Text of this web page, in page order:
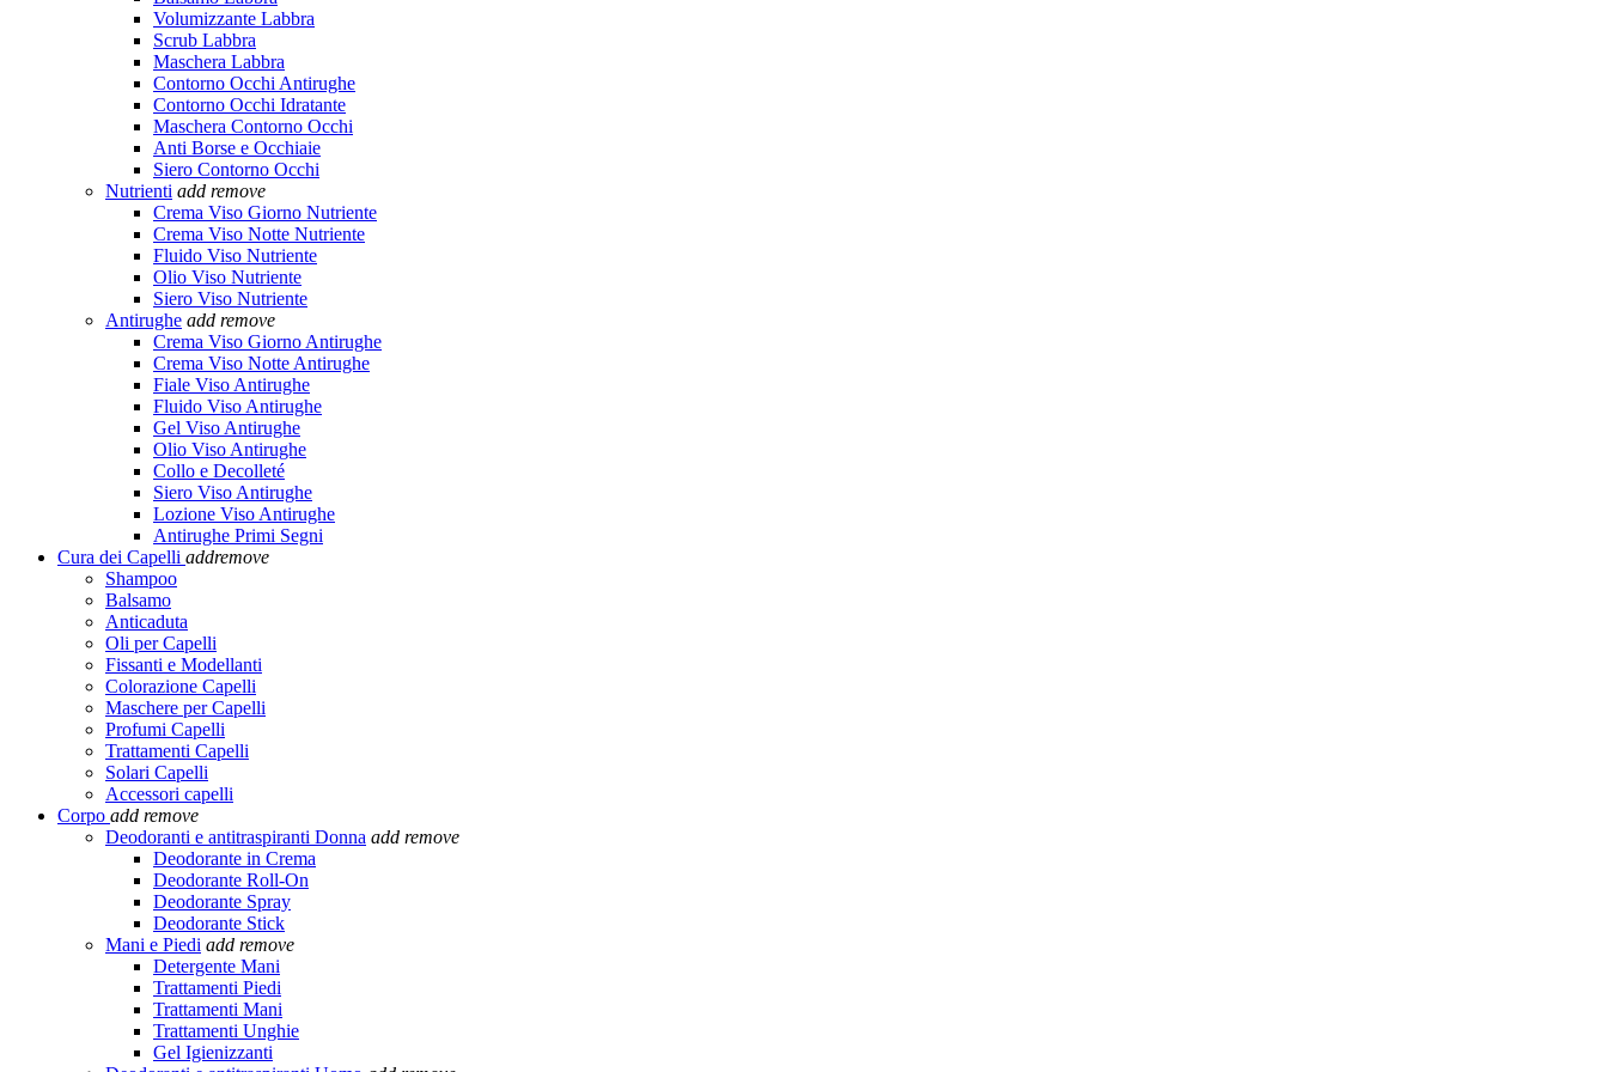
Volumizzante Labbra
Scrub Labbra
Maschera Labbra
Contorno Occhi Antirughe
Contorno Occhi Idratante
Maschera Contorno Occhi
Anti Borse e Occhiaie
Siero Contorno Occhi
Nutrienti add remove
Crema Viso Giorno Nutriente
Crema Viso Notte Nutriente
Fluido Viso Nutriente
Olio Viso Nutriente
Siero Viso Nutriente
Antirughe add remove
Crema Viso Giorno Antirughe
Crema Viso Notte Antirughe
Fiale Viso Antirughe
Fluido Viso Antirughe
Gel Viso Antirughe
Olio Viso Antirughe
Collo e Decolleté
Siero Viso Antirughe
Lozione Viso Antirughe
Antirughe Primi Segni
Cura dei Capelli addremove
Shampoo
Balsamo
Anticaduta
Oli per Capelli
Fissanti e Modellanti
Colorazione Capelli
Maschere per Capelli
Profumi Capelli
Trattamenti Capelli
Solari Capelli
Accessori capelli
Corpo add remove
Deodoranti e antitraspiranti Donna add remove
Deodorante in Crema
Deodorante Roll-On
Deodorante Spray
Deodorante Stick
Mani e Piedi add remove
Detergente Mani
Trattamenti Piedi
Trattamenti Mani
Trattamenti Unghie
Gel Igienizzanti